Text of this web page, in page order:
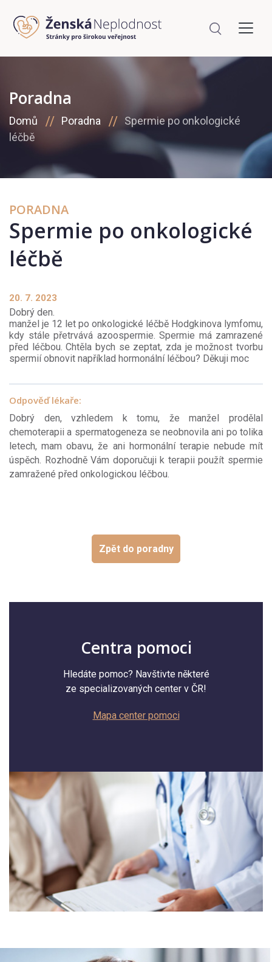
Poradna
Domů Poradna
Spermie po onkologické
léčbě
PORADNA
Spermie po onkologické
léčbě
20. 7. 2023
Dobrý den.
manžel je 12 let po onkologické léčbě Hodgkinova lymfomu,
kdy stále přetrvává azoospermie. Spermie má zamrazené
před léčbou. Chtěla bych se zeptat, zda je možnost tvorbu
spermií obnovit například hormonální léčbou? Děkuji moc
Odpověď lékaře:
Dobrý den, vzhledem k tomu, že manžel prodělal
chemoterapii a spermatogeneza se neobnovila ani po tolika
letech, mam obavu, že ani hormonální terapie nebude mít
úspěch. Rozhodně Vám doporučuji k terapii použít spermie
zamražené před onkologickou léčbou.
Zpět do poradny
Centra pomoci
Hledáte pomoc? Navštivte některé
ze specializovaných center v ČR!
Mapa center pomoci